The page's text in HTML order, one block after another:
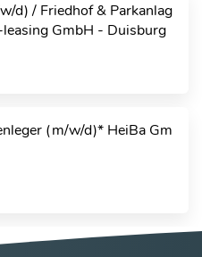
d) / Friedhof & Parkanlag
GmbH - Duisburg
(m/w/d)* HeiBa Gm